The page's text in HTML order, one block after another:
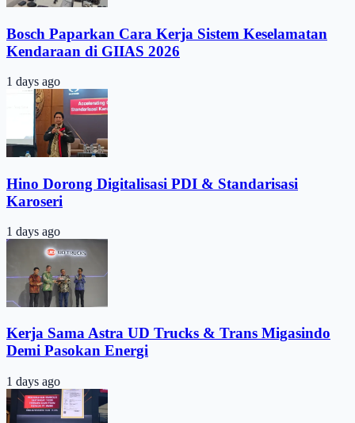
Bosch Paparkan Cara Kerja Sistem Keselamatan
Kendaraan di GIIAS 2026
1 days ago
Hino Dorong Digitalisasi PDI & Standarisasi
Karoseri
1 days ago
Kerja Sama Astra UD Trucks & Trans Migasindo
Demi Pasokan Energi
1 days ago